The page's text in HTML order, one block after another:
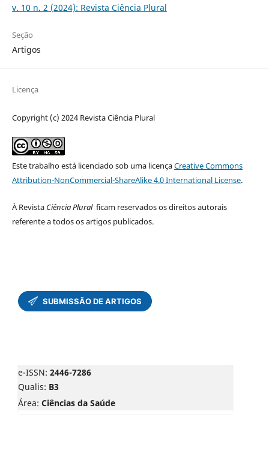
v. 10 n. 2 (2024): Revista Ciência Plural
Seção
Artigos
Licença
Copyright (c) 2024 Revista Ciência Plural
Este trabalho está licenciado sob uma licençaCreative Commons
Attribution-NonCommercial-ShareAlike 4.0 International License.
À Revista Ciência Plural ficam reservados os direitos autorais
referente a todos os artigos publicados.
e-ISSN: 2446-7286
Qualis: B3
Área: Ciências da Saúde